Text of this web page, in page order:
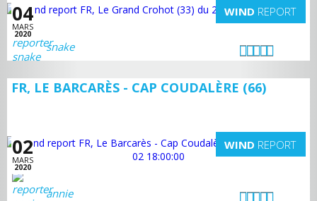
04
MARS
2020
WIND REPORT
snake
FR, LE BARCARÈS - CAP COUDALÈRE (66)
02
MARS
2020
WIND REPORT
annie